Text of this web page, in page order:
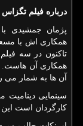
درباره فیلم تگزاس ۳
همکاری اش با
تاکنون در سه
همکاری آن هاست.
آن ها به شمار می
کارگردان است